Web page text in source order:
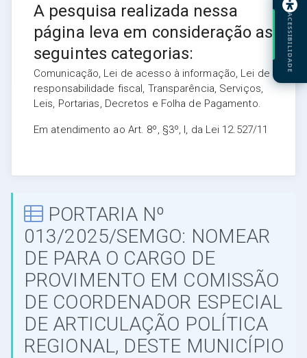
A pesquisa realizada nessa
página leva em consideração as
seguintes categorias:
Comunicação, Lei de acesso à informação, Lei de
responsabilidade fiscal, Transparência, Serviços,
Leis, Portarias, Decretos e Folha de Pagamento.
Em atendimento ao Art. 8º, §3º, I, da Lei 12.527/11
PORTARIA Nº
013/2025/SEMGO: NOMEAR
DE PARA O CARGO DE
PROVIMENTO EM COMISSÃO
DE COORDENADOR ESPECIAL
DE ARTICULAÇÃO POLÍTICA
REGIONAL, DESTE MUNICÍPIO
ACESSIBILIDADE